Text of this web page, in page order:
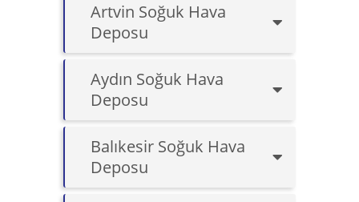
Artvin Soğuk Hava
Deposu
Aydın Soğuk Hava
Deposu
Balıkesir Soğuk Hava
Deposu